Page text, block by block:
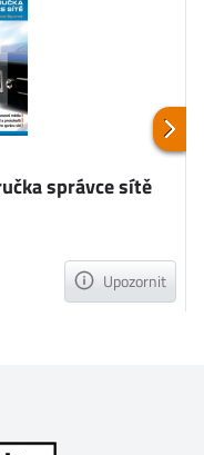
správce sítě
Upozornit